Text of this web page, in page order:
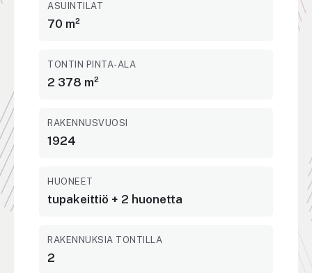
ASUINTILAT
70 m²
TONTIN PINTA-ALA
2 378 m²
RAKENNUSVUOSI
1924
HUONEET
tupakeittiö + 2 huonetta
RAKENNUKSIA TONTILLA
2